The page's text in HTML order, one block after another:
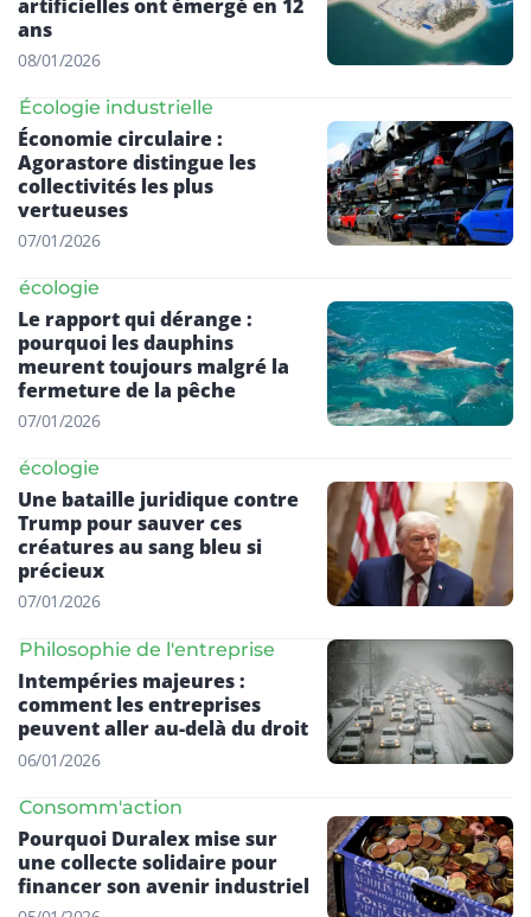
artificielles ont émergé en 12
ans
08/01/2026
Écologie industrielle
Économie circulaire :
Agorastore distingue les
collectivités les plus
vertueuses
07/01/2026
écologie
Le rapport qui dérange :
pourquoi les dauphins
meurent toujours malgré la
fermeture de la pêche
07/01/2026
écologie
Une bataille juridique contre
Trump pour sauver ces
créatures au sang bleu si
précieux
07/01/2026
Philosophie de l'entreprise
Intempéries majeures :
comment les entreprises
peuvent aller au-delà du droit
06/01/2026
Consomm'action
Pourquoi Duralex mise sur
une collecte solidaire pour
financer son avenir industriel